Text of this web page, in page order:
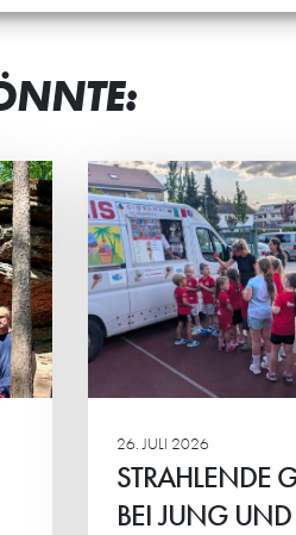
26. JULI 2026
STRAHLENDE
BEI JUNG UND
HG-
im
“MAN
VIEL
Petra Frank
sind die
Jahres 2026“
Stadtwerken